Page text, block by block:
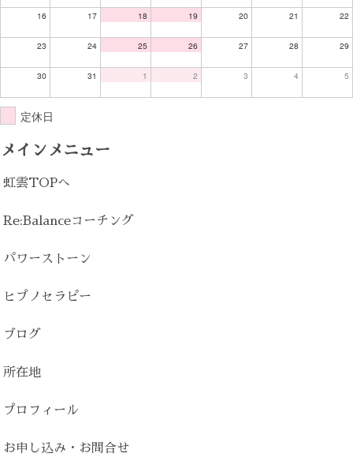
16 17 18 19 20 21 22
23 24 25 26 27 28 29
30 31 1 2 3 4 5
定休日
メインメニュー
虹雲TOPへ
Re:Balanceコーチング
パワーストーン
ヒプノセラピー
ブログ
所在地
プロフィール
お申し込み・お問合せ